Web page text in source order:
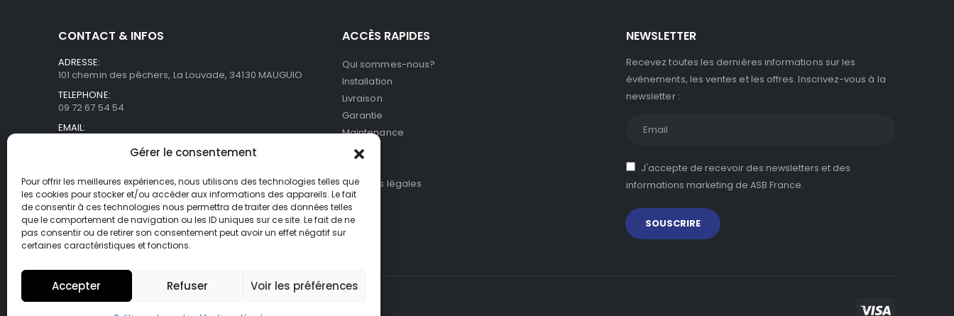
Gérer le consentement
Pour offrir les meilleures expériences, nous utilisons des technologies telles que
les cookies pour stocker et/ou accéder aux informations des appareils. Le fait
de consentir à ces technologies nous permettra de traiter des données telles
que le comportement de navigation ou les ID uniques sur ce site. Le fait de ne
pas consentir ou de retirer son consentement peut avoir un effet négatif sur
certaines caractéristiques et fonctions.
Accepter Refuser Voir les préférences
CONTACT & INFOS
ADRESSE:
101 chemin des pêchers, La Louvade, 34130 MAUGUIO
TELEPHONE:
09 72 67 54 54
EMAIL:
ACCÈS RAPIDES
Qui sommes-nous?
Installation
Livraison
Garantie
Maintenance
SAV
Mentions légales
NEWSLETTER
Recevez toutes les dernières informations sur les
événements, les ventes et les offres. Inscrivez-vous à la
newsletter :
J'accepte de recevoir des newsletters et des
informations marketing de ASB France.